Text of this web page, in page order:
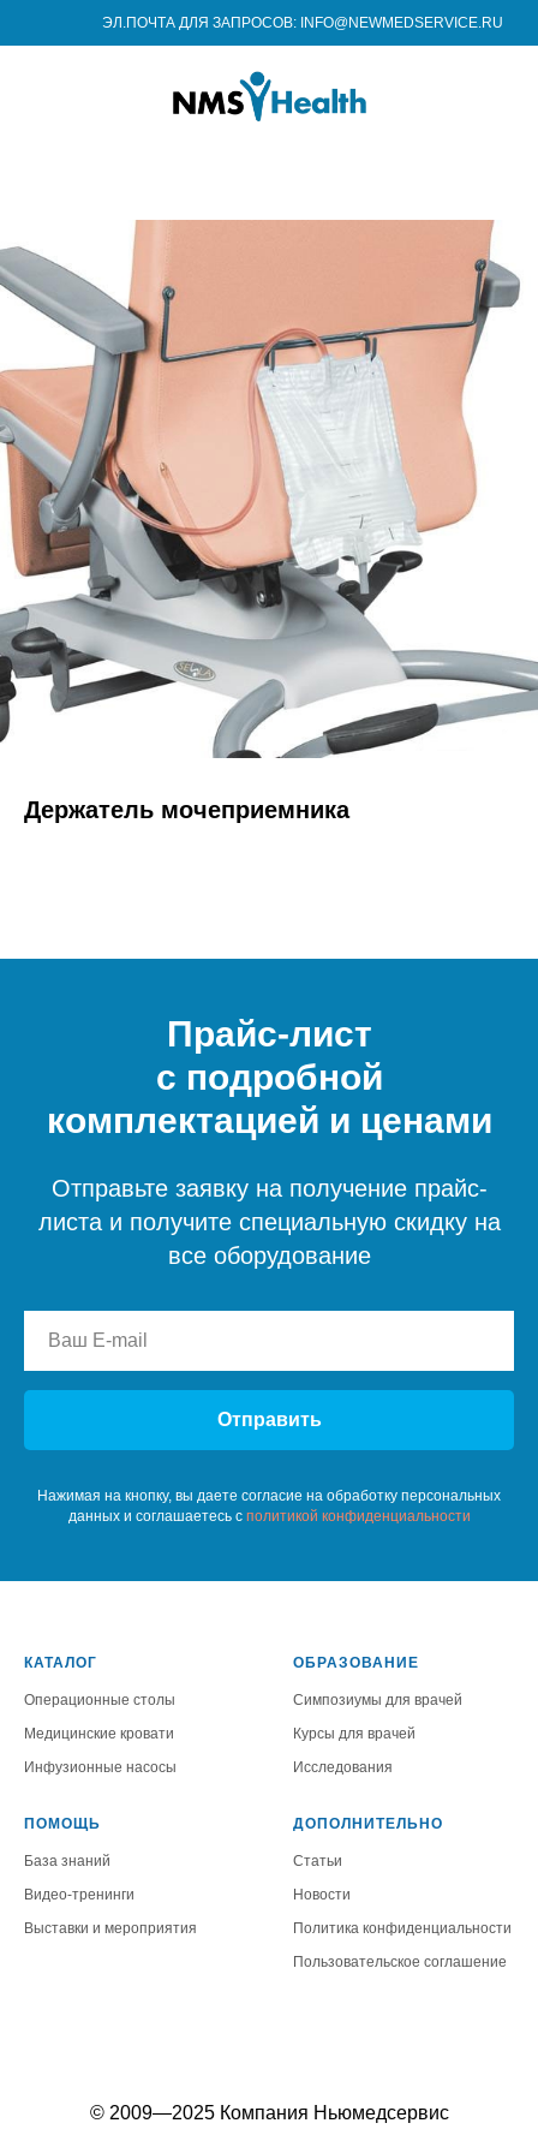
ЭЛ.ПОЧТА ДЛЯ ЗАПРОСОВ: INFO@NEWMEDSERVICE.RU
Держатель мочеприемника
Прайс-лист
с подробной
комплектацией и ценами
Отправьте заявку на получение прайс-
листа и получите специальную скидку на
все оборудование
Отправить
Нажимая на кнопку, вы даете согласие на обработку персональных
данных и соглашаетесь c политикой конфиденциальности
КАТАЛОГ
Операционные столы
Медицинские кровати
Инфузионные насосы
ОБРАЗОВАНИЕ
Симпозиумы для врачей
Курсы для врачей
Исследования
ПОМОЩЬ
База знаний
Видео-тренинги
Выставки и мероприятия
ДОПОЛНИТЕЛЬНО
Статьи
Новости
Политика конфиденциальности
Пользовательское соглашение
© 2009—2025 Компания Ньюмедсервис